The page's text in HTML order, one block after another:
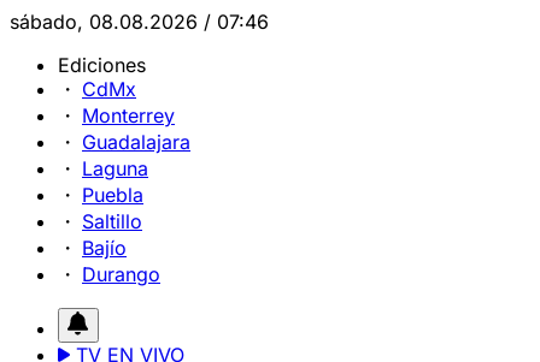
sábado, 08.08.2026 / 07:46
Ediciones
CdMx
Monterrey
Guadalajara
Laguna
Puebla
Saltillo
Bajío
Durango
TV EN VIVO